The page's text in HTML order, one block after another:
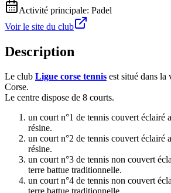
Activité principale: Padel
Voir le site du club
Description
Le club Ligue corse tennis est situé dans la
Corse.
Le centre dispose de 8 courts.
un court n°1 de tennis couvert éclairé
résine.
un court n°2 de tennis couvert éclairé
résine.
un court n°3 de tennis non couvert
terre battue traditionnelle.
un court n°4 de tennis non couvert
terre battue traditionnelle.